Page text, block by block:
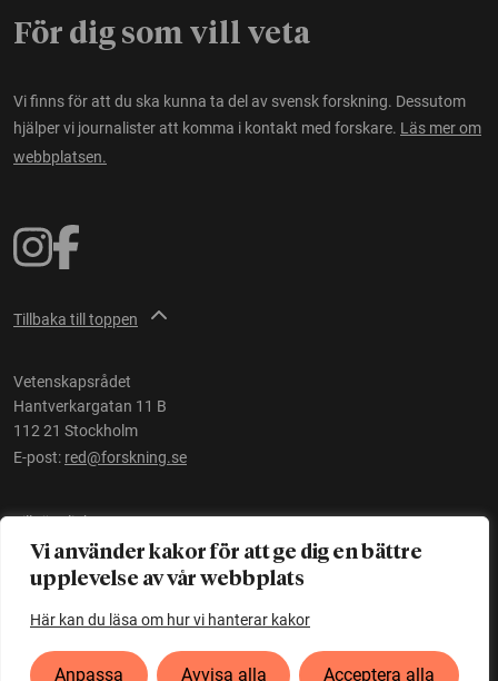
Vi använder kakor för att ge dig en bättre
upplevelse av vår webbplats
Här kan du läsa om hur vi hanterar kakor
Anpassa Avvisa alla Acceptera alla
För dig som vill veta
Vi finns för att du ska kunna ta del av svensk forskning. Dessutom
hjälper vi journalister att komma i kontakt med forskare. Läs mer om
webbplatsen.
Tillbaka till toppen
Vetenskapsrådet
Hantverkargatan 11 B
112 21 Stockholm
E-post: red@forskning.se
Tillgänglighet
Ett initiativ avVetenskapsrådet